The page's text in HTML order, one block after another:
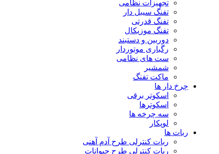
تجهیزات نظامی
تفنگ سیبل دار
تفنگ قدرتی
تفنگ موزیکال
دوربین و دستبند
رگباری موتوردار
ست های نظامی
شمشیر
ماکت تفنگ
چرخ دار ها
اسکوتر برقی
اسکوترها
سه چرخه ها
لوپکار
ربات ها
ربات کنترلی طرح آدم آهنی
ربات کنترلی طرح حیوانات